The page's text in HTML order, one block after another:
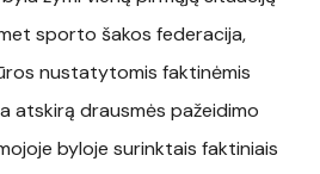
sporto šakos federacija,
nustatytomis faktinėmis
atskirą drausmės pažeidimo
byloje surinktais faktiniais